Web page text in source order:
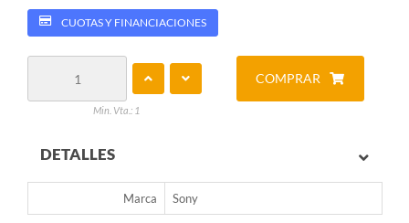
CUOTAS Y FINANCIACIONES
Min. Vta.: 1
COMPRAR
DETALLES
Marca Sony